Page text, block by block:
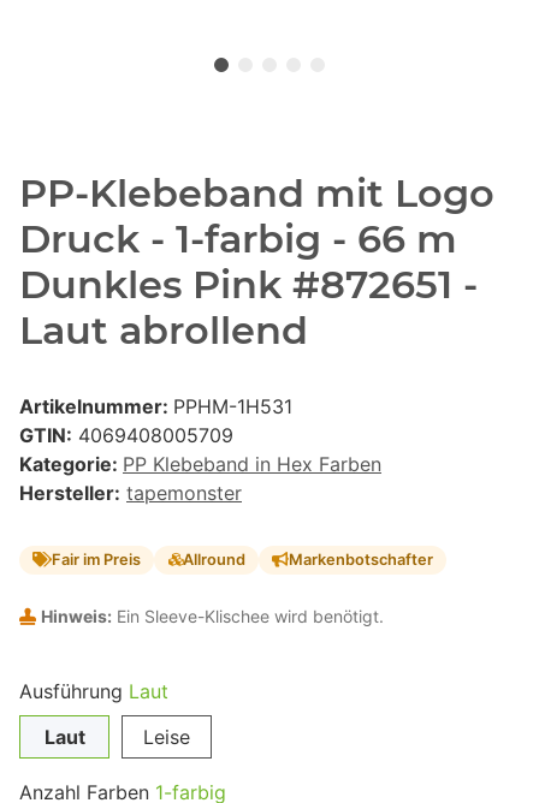
PP-Klebeband mit Logo
Druck - 1-farbig - 66 m
Dunkles Pink #872651 -
Laut abrollend
Artikelnummer: PPHM-1H531
GTIN: 4069408005709
Kategorie: PP Klebeband in Hex Farben
Hersteller: tapemonster
Fair im Preis Allround Markenbotschafter
Hinweis: Ein Sleeve-Klischee wird benötigt.
Ausführung Laut
Laut
Leise
Anzahl Farben 1-farbig